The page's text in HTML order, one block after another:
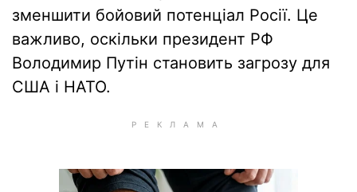
зменшити бойовий потенціал Росії. Це
важливо, оскільки президент РФ
Володимир Путін становить загрозу для
США і НАТО.